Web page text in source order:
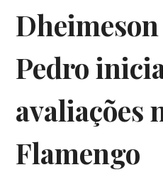
Dheimeson
Pedro
avaliações
Flamengo